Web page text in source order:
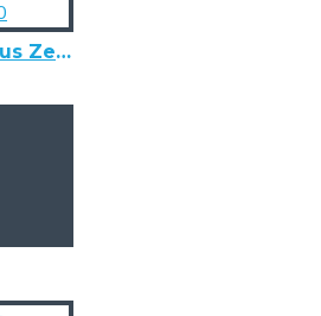
Mini rekuperatorius Zehnder ComfoAir 70